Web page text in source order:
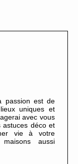
passion est de
uniques et
avec vous
astuces déco et
vie à votre
aussi